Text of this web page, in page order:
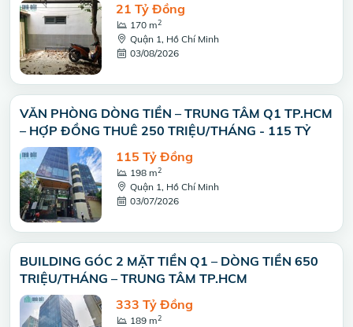
21 Tỷ Đồng
170 m2
Quận 1, Hồ Chí Minh
03/08/2026
VĂN PHÒNG DÒNG TIỀN – TRUNG TÂM Q1 TP.HCM
– HỢP ĐỒNG THUÊ 250 TRIỆU/THÁNG - 115 TỶ
115 Tỷ Đồng
198 m2
Quận 1, Hồ Chí Minh
03/07/2026
BUILDING GÓC 2 MẶT TIỀN Q1 – DÒNG TIỀN 650
TRIỆU/THÁNG – TRUNG TÂM TP.HCM
333 Tỷ Đồng
189 m2